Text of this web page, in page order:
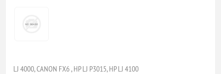
LJ 4000, CANON FX6 , HP LJ P3015, HP LJ 4100